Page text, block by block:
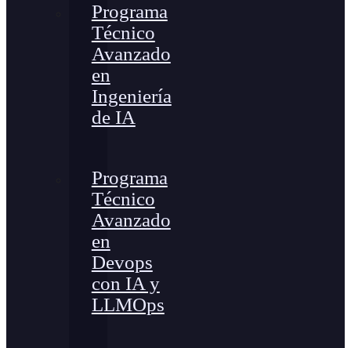
Programa
Técnico
Avanzado
en
Ingeniería
de IA
Programa
Técnico
Avanzado
en
Devops
con IA y
LLMOps